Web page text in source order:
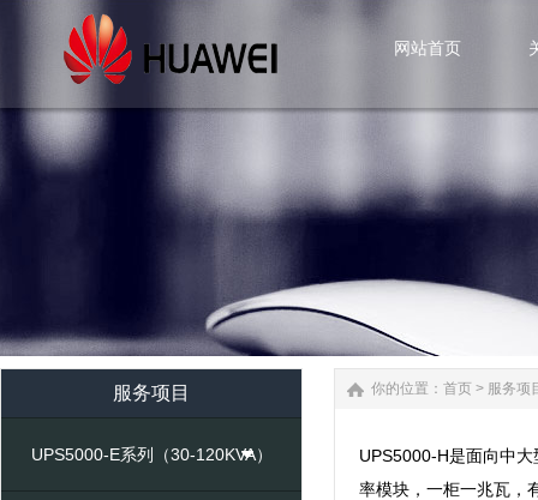
网站首页
服务项目
UPS5000-E系列（30-120KVA）
你的位置： 首页 > 服务项
UPS5000-H是面向中
率模块，一柜一兆瓦，